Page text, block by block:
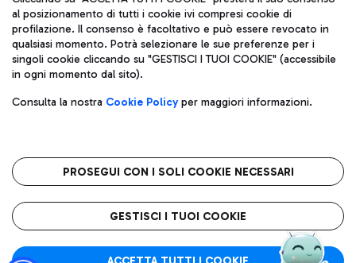
Gelateria
Wine Bar & Sparkling
Leonardo Da Vinci.
Raggiungi l’aeroporto senza pensieri con il servizio di taxi a
Ristoranti
Scopri la nostra offerta per una pausa gustosa in aeroporto
Mappa Aeroporto Fiumicino
Codice fiscale e Registro delle Imprese di Roma 13032990155 P.
IVA 06572251004
Capitale sociale 62.224.743,00 int. vers.
Sede legale: Via Pier Paolo Racchetti 1 - 00054 Fiumicino (RM)
telefono +39 06 65951
Privacy policy
Note legali
Roma FCO
L'aeroporto stellato
al posizionamento di tutti i cookie ivi compresi cookie di
profilazione. Il consenso è facoltativo e può essere revocato in
qualsiasi momento. Potrà selezionare le sue preferenze per i
singoli cookie cliccando su "GESTISCI I TUOI COOKIE" (accessibile
in ogni momento dal sito).
Consulta la nostra Cookie Policyper maggiori informazioni.
PROSEGUI CON I SOLI COOKIE NECESSARI
GESTISCI I TUOI COOKIE